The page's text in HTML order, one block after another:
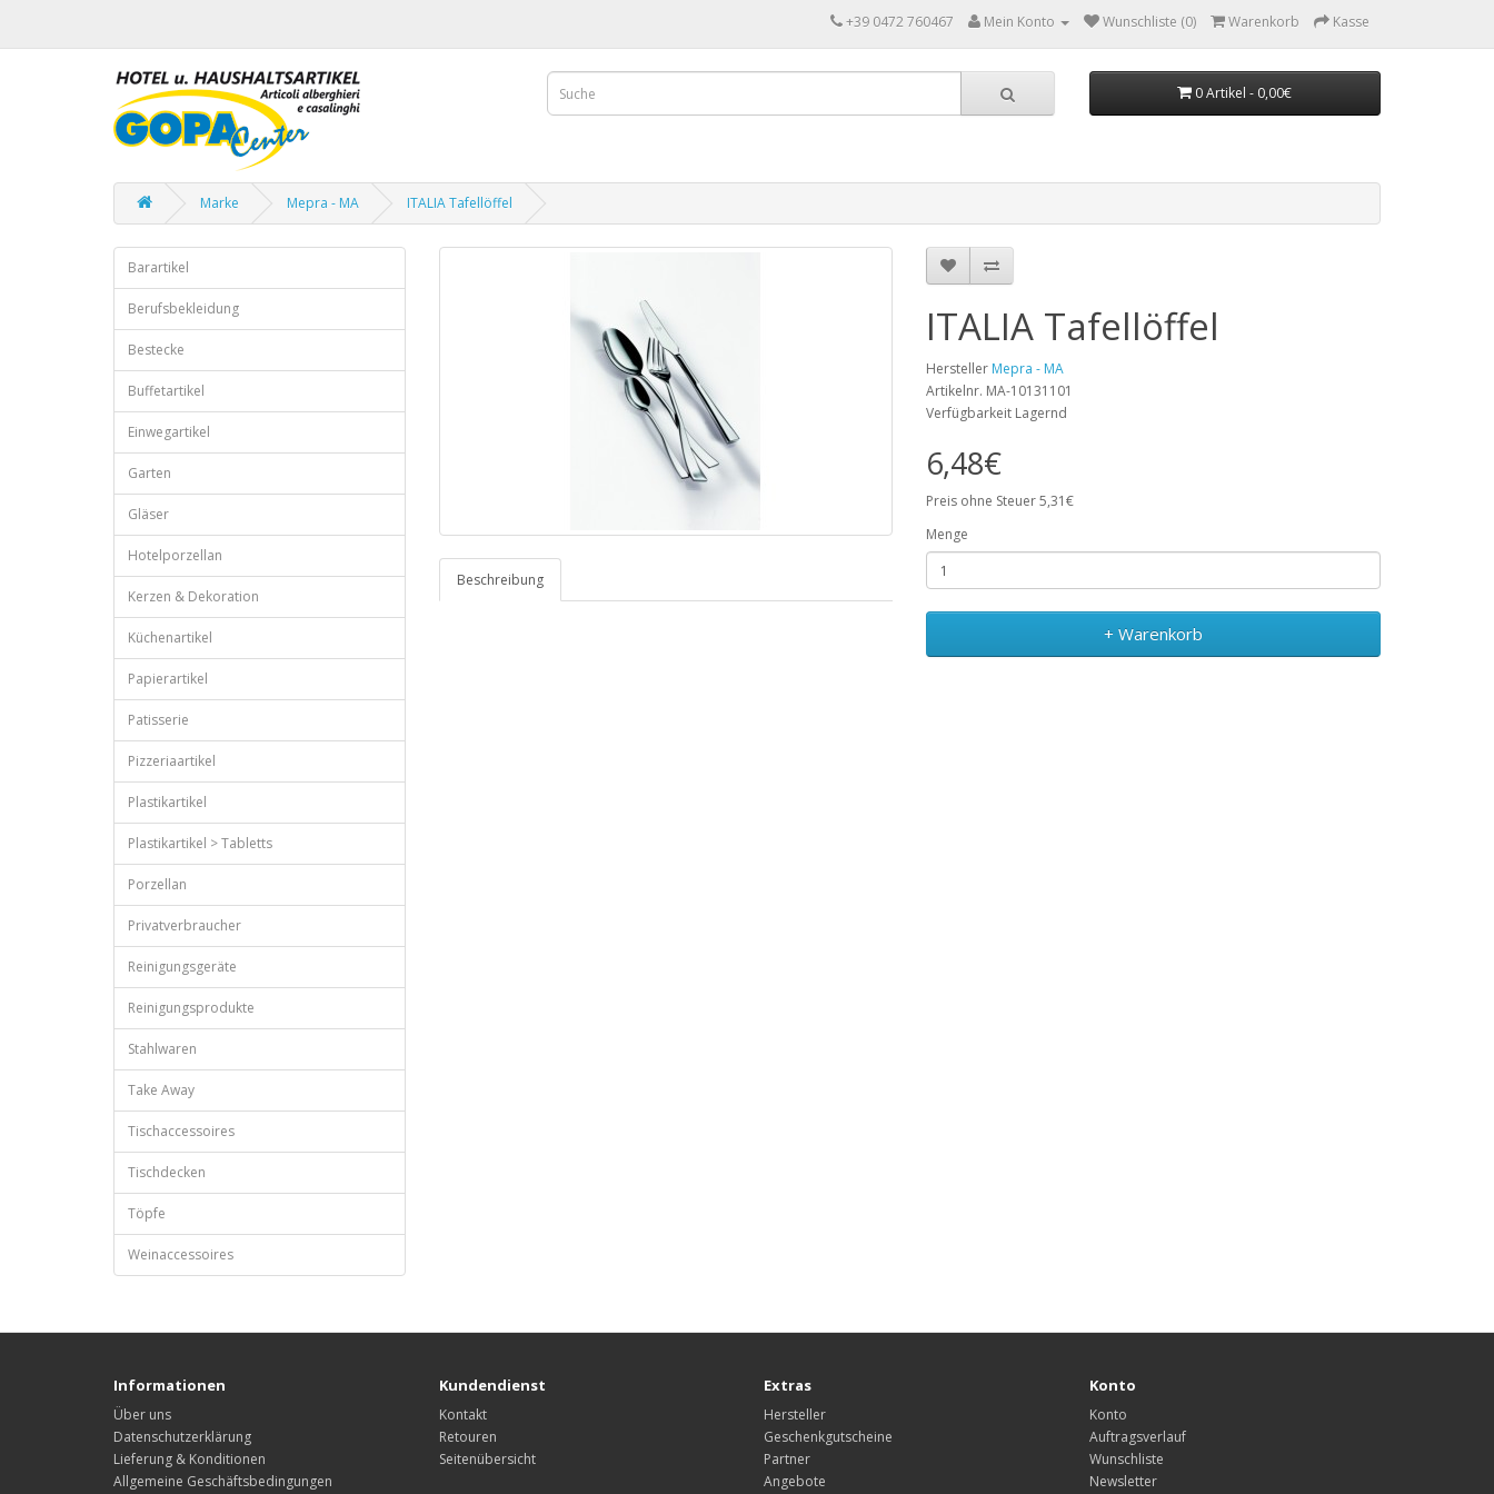
+39 0472 760467 Mein Konto Wunschliste (0) Warenkorb Kasse
0 Artikel - 0,00€
Marke Mepra - MA ITALIA Tafellöffel
Barartikel
Berufsbekleidung
Bestecke
Buffetartikel
Einwegartikel
Garten
Gläser
Hotelporzellan
Kerzen & Dekoration
Küchenartikel
Papierartikel
Patisserie
Pizzeriaartikel
Plastikartikel
Plastikartikel > Tabletts
Porzellan
Privatverbraucher
Reinigungsgeräte
Reinigungsprodukte
Stahlwaren
Take Away
Tischaccessoires
Tischdecken
Töpfe
Weinaccessoires
Beschreibung
ITALIA Tafellöffel
Hersteller Mepra - MA
Artikelnr. MA-10131101
Verfügbarkeit Lagernd
6,48€
Preis ohne Steuer 5,31€
Menge
+ Warenkorb
Informationen
Über uns
Datenschutzerklärung
Lieferung & Konditionen
Allgemeine Geschäftsbedingungen
Kundendienst
Kontakt
Retouren
Seitenübersicht
Extras
Hersteller
Geschenkgutscheine
Partner
Angebote
Konto
Konto
Auftragsverlauf
Wunschliste
Newsletter